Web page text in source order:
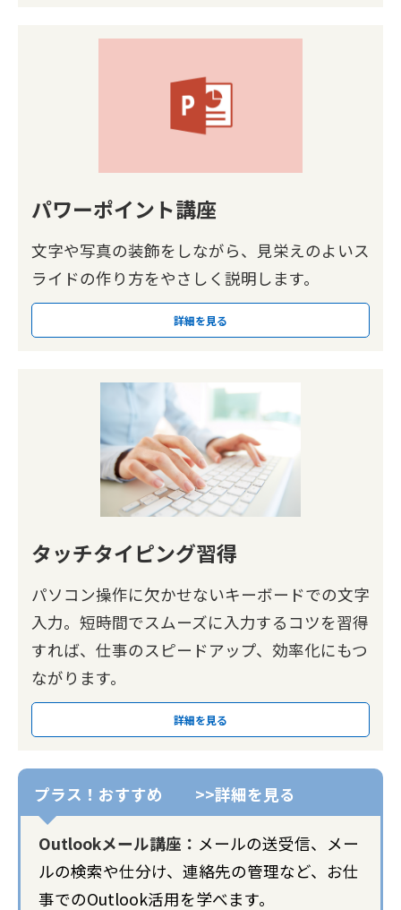
パワーポイント講座
文字や写真の装飾をしながら、見栄えのよいス
ライドの作り方をやさしく説明します。
詳細を見る
タッチタイピング習得
パソコン操作に欠かせないキーボードでの文字
入力。短時間でスムーズに入力するコツを習得
すれば、仕事のスピードアップ、効率化にもつ
ながります。
詳細を見る
Outlookメール講座： メールの送受信、メー
ルの検索や仕分け、連絡先の管理など、お仕
事でのOutlook活用を学べます。